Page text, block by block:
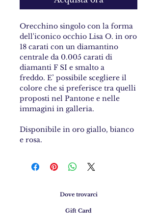
Orecchino singolo con la forma
dell'iconico occhio Lisa O. in oro
18 carati con un diamantino
centrale da 0.005 carati di
diamanti F SI e smalto a
freddo. E’ possibile scegliere il
colore che si preferisce tra quelli
proposti nel Pantone e nelle
immagini in galleria.
Disponibile in oro giallo, bianco
e rosa.
Dove trovarci
Gift Card